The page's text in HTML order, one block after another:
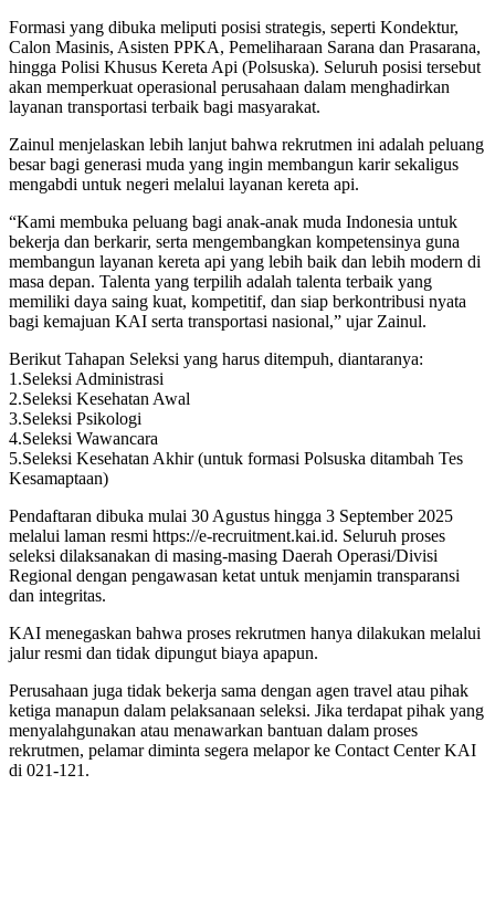
Formasi yang dibuka meliputi posisi strategis, seperti Kondektur,
Calon Masinis, Asisten PPKA, Pemeliharaan Sarana dan Prasarana,
hingga Polisi Khusus Kereta Api (Polsuska). Seluruh posisi tersebut
akan memperkuat operasional perusahaan dalam menghadirkan
layanan transportasi terbaik bagi masyarakat.
Zainul menjelaskan lebih lanjut bahwa rekrutmen ini adalah peluang
besar bagi generasi muda yang ingin membangun karir sekaligus
mengabdi untuk negeri melalui layanan kereta api.
“Kami membuka peluang bagi anak-anak muda Indonesia untuk
bekerja dan berkarir, serta mengembangkan kompetensinya guna
membangun layanan kereta api yang lebih baik dan lebih modern di
masa depan. Talenta yang terpilih adalah talenta terbaik yang
memiliki daya saing kuat, kompetitif, dan siap berkontribusi nyata
bagi kemajuan KAI serta transportasi nasional,” ujar Zainul.
Berikut Tahapan Seleksi yang harus ditempuh, diantaranya:
1.Seleksi Administrasi
2.Seleksi Kesehatan Awal
3.Seleksi Psikologi
4.Seleksi Wawancara
5.Seleksi Kesehatan Akhir (untuk formasi Polsuska ditambah Tes
Kesamaptaan)
Pendaftaran dibuka mulai 30 Agustus hingga 3 September 2025
melalui laman resmi https://e-recruitment.kai.id. Seluruh proses
seleksi dilaksanakan di masing-masing Daerah Operasi/Divisi
Regional dengan pengawasan ketat untuk menjamin transparansi
dan integritas.
KAI menegaskan bahwa proses rekrutmen hanya dilakukan melalui
jalur resmi dan tidak dipungut biaya apapun.
Perusahaan juga tidak bekerja sama dengan agen travel atau pihak
ketiga manapun dalam pelaksanaan seleksi. Jika terdapat pihak yang
menyalahgunakan atau menawarkan bantuan dalam proses
rekrutmen, pelamar diminta segera melapor ke Contact Center KAI
di 021-121.